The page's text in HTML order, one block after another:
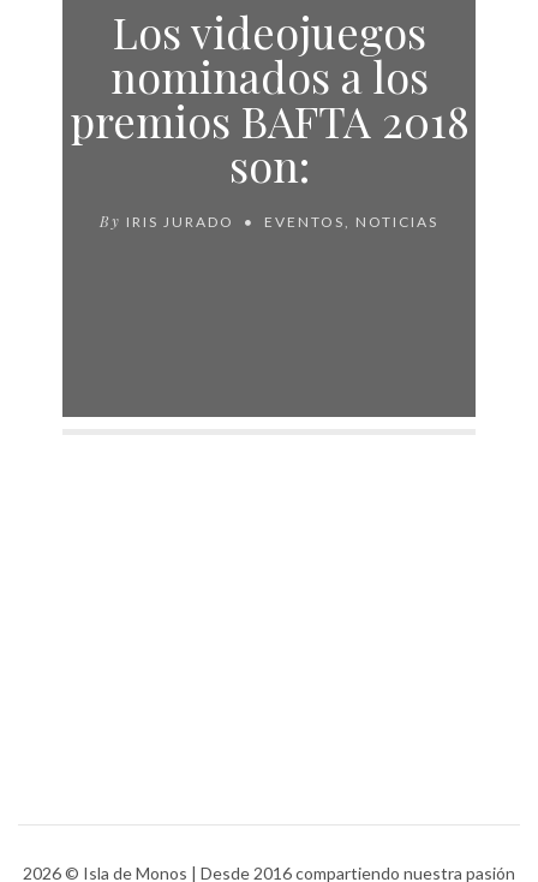
Los videojuegos
nominados a los
premios BAFTA 2018
son:
By IRIS JURADO EVENTOS NOTICIAS
2026© Isla de Monos | Desde 2016 compartiendo nuestra pasión